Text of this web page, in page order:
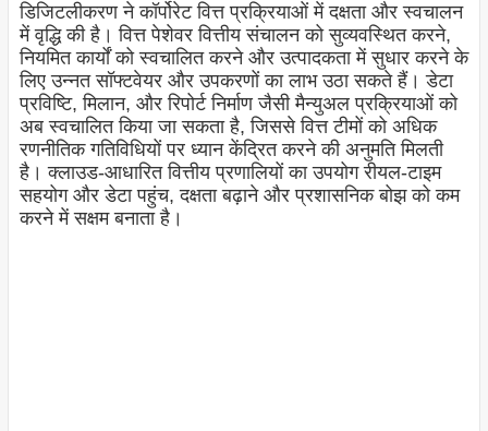
डिजिटलीकरण ने कॉर्पोरेट वित्त प्रक्रियाओं में दक्षता और स्वचालन
में वृद्धि की है। वित्त पेशेवर वित्तीय संचालन को सुव्यवस्थित करने,
नियमित कार्यों को स्वचालित करने और उत्पादकता में सुधार करने के
लिए उन्नत सॉफ्टवेयर और उपकरणों का लाभ उठा सकते हैं। डेटा
प्रविष्टि, मिलान, और रिपोर्ट निर्माण जैसी मैन्युअल प्रक्रियाओं को
अब स्वचालित किया जा सकता है, जिससे वित्त टीमों को अधिक
रणनीतिक गतिविधियों पर ध्यान केंद्रित करने की अनुमति मिलती
है। क्लाउड-आधारित वित्तीय प्रणालियों का उपयोग रीयल-टाइम
सहयोग और डेटा पहुंच, दक्षता बढ़ाने और प्रशासनिक बोझ को कम
करने में सक्षम बनाता है।